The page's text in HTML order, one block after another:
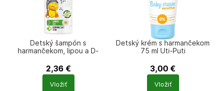
Detský šampón s
harmančekom, lipou a D-
QUACK
2,36 €
Počet
produktů
Vložiť
Detský krém s harmančekom
75 ml Uti-Puti
3,00 €
Počet
produktů
Vložiť